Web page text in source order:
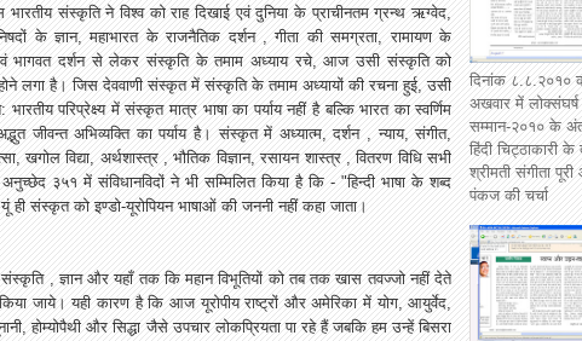
भारतीय संस्कृति ने विश्व को राह दिखाई एवं दुनिया के प्राचीनतम ग्रन्थ ऋग्वेद,
के ज्ञान,महाभारत के राजनैतिक दर्शन,गीता की समग्रता,रामायण के
भागवत दर्शन से लेकर संस्कृति के तमाम अध्याय रचे,आज उसी संस्कृति को
लगा है। जिस देववाणी संस्कृत में संस्कृति के तमाम अध्यायों की रचना हुई,उसी
:भारतीय परिप्रेक्ष्य में संस्कृत मात्र भाषा का पर्याय नहीं है बल्कि भारत का स्वर्णिम
जीवन्त अभिव्यक्ति का पर्याय है। संस्कृत में अध्यात्म,दर्शन,न्याय,संगीत,
,खगोल विद्या,अर्थशास्त्र,भौतिक विज्ञान,रसायन शास्त्र,वितरण विधि सभी
अनुच्छेद ३५१ में संविधानविदों ने भी सम्मिलित किया है कि- "हिन्दी भाषा के शब्द
यूं ही संस्कृत को इण्डो-यूरोपियन भाषाओं की जननी नहीं कहा जाता।
संस्कृति,ज्ञान और यहाँ तक कि महान विभूतियों को तब तक खास तवज्जो नहीं देते
किया जाये। यही कारण है कि आज यूरोपीय राष्ट्रों और अमेरिका में योग,आयुर्वेद,
,होम्योपैथी और सिद्धा जैसे उपचार लोकप्रियता पा रहे हैं जबकि हम उन्हें बिसरा
दिनांक ८.८.२०१०
अखवार में लोक्संघर्ष
सम्मान-२०१० के
हिंदी चिट्ठाकारी
श्रीमती संगीता
पंकज की चर्चा